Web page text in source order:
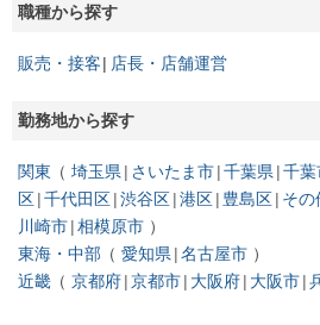
職種から探す
販売・接客 店長・店舗運営
勤務地から探す
関東 埼玉県 さいたま市 千葉県 千葉
区 千代田区 渋谷区 港区 豊島区 その
川崎市 相模原市
東海・中部
愛知県 名古屋市
近畿
京都府 京都市 大阪府 大阪市